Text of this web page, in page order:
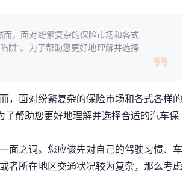
，面对纷繁复杂的保险市场和各式
阱”。为了帮助您更好地理解并选择
，面对纷繁复杂的保险市场和各式各样的
了帮助您更好地理解并选择合适的汽车保
面之词。您应该先对自己的驾驶习惯、车
者所在地区交通状况较为复杂，那么考虑